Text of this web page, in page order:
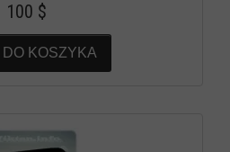
100 $
DO KOSZYKA